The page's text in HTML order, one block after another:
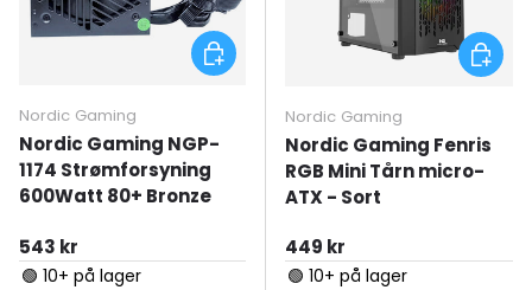
Nordic Gaming
Nordic Gaming NGP-
1174 Strømforsyning
600Watt 80+ Bronze
Normal pris
543 kr
🟢 10+ på lager
Tilføj til kurv
Nordic Gaming
Nordic Gaming Fenris
RGB Mini Tårn micro-
ATX - Sort
Normal pris
449 kr
🟢 10+ på lager
Tilføj